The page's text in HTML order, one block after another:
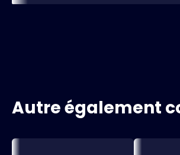
Autre également